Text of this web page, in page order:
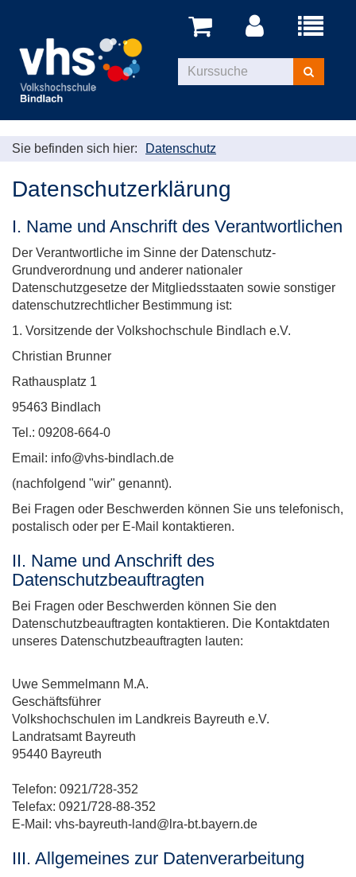
Menü
Kurse
suchen
Sie befinden sich hier: Datenschutz
Datenschutzerklärung
I. Name und Anschrift des Verantwortlichen
Der Verantwortliche im Sinne der Datenschutz-
Grundverordnung und anderer nationaler
Datenschutzgesetze der Mitgliedsstaaten sowie sonstiger
datenschutzrechtlicher Bestimmung ist:
1. Vorsitzende der Volkshochschule Bindlach e.V.
Christian Brunner
Rathausplatz 1
95463 Bindlach
Tel.: 09208-664-0
Email: info@vhs-bindlach.de
(nachfolgend "wir" genannt).
Bei Fragen oder Beschwerden können Sie uns telefonisch,
postalisch oder per E-Mail kontaktieren.
II. Name und Anschrift des
Datenschutzbeauftragten
Bei Fragen oder Beschwerden können Sie den
Datenschutzbeauftragten kontaktieren. Die Kontaktdaten
unseres Datenschutzbeauftragten lauten:
Uwe Semmelmann M.A.
Geschäftsführer
Volkshochschulen im Landkreis Bayreuth e.V.
Landratsamt Bayreuth
95440 Bayreuth
Telefon: 0921/728-352
Telefax: 0921/728-88-352
E-Mail: vhs-bayreuth-land@lra-bt.bayern.de
III. Allgemeines zur Datenverarbeitung